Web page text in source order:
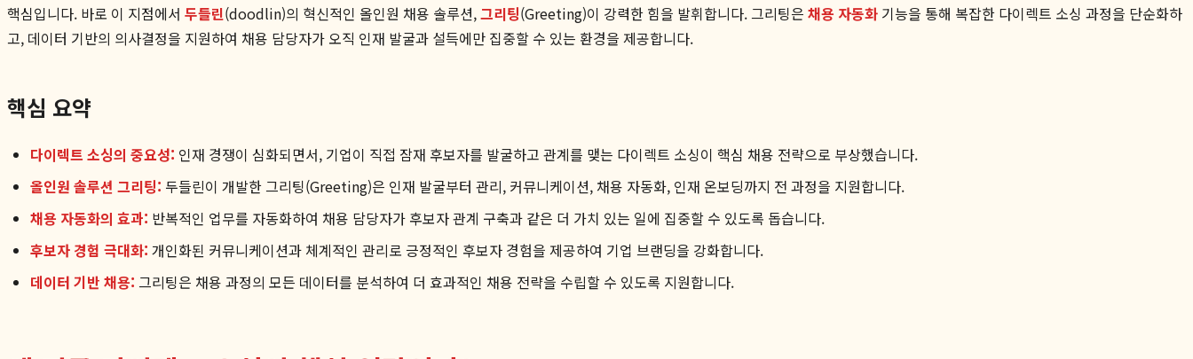
핵심입니다. 바로 이 지점에서 두들린(doodlin)의 혁신적인 올인원 채용 솔루션,그리팅(Greeting)이 강력한 힘을 발휘합니다. 그리팅은 채용 자동화 기능을 통해 복잡한 다이렉트 소싱 과정을 단순화하
고, 데이터 기반의 의사결정을 지원하여 채용 담당자가 오직 인재 발굴과 설득에만 집중할 수 있는 환경을 제공합니다.
핵심 요약
다이렉트 소싱의 중요성: 인재 경쟁이 심화되면서, 기업이 직접 잠재 후보자를 발굴하고 관계를 맺는 다이렉트 소싱이 핵심 채용 전략으로 부상했습니다.
올인원 솔루션 그리팅: 두들린이 개발한 그리팅(Greeting)은 인재 발굴부터 관리, 커뮤니케이션, 채용 자동화, 인재 온보딩까지 전 과정을 지원합니다.
채용 자동화의 효과: 반복적인 업무를 자동화하여 채용 담당자가 후보자 관계 구축과 같은 더 가치 있는 일에 집중할 수 있도록 돕습니다.
후보자 경험 극대화: 개인화된 커뮤니케이션과 체계적인 관리로 긍정적인 후보자 경험을 제공하여 기업 브랜딩을 강화합니다.
데이터 기반 채용: 그리팅은 채용 과정의 모든 데이터를 분석하여 더 효과적인 채용 전략을 수립할 수 있도록 지원합니다.